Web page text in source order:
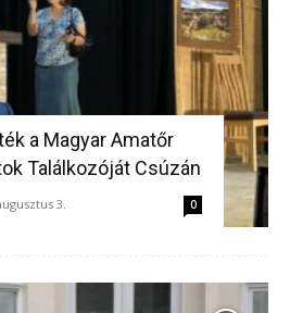
a Magyar Amatőr
Találkozóját Csúzán
3. 0